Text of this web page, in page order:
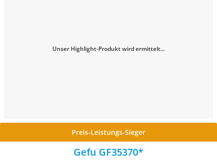
Unser Highlight-Produkt wird ermittelt...
Preis-Leistungs-Sieger
Gefu GF35370